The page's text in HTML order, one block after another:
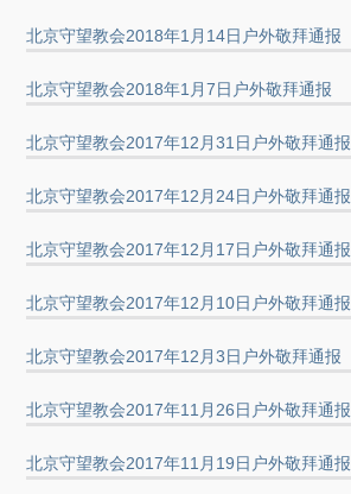
北京守望教会2018年1月14日户外敬拜通报
北京守望教会2018年1月7日户外敬拜通报
北京守望教会2017年12月31日户外敬拜通报
北京守望教会2017年12月24日户外敬拜通报
北京守望教会2017年12月17日户外敬拜通报
北京守望教会2017年12月10日户外敬拜通报
北京守望教会2017年12月3日户外敬拜通报
北京守望教会2017年11月26日户外敬拜通报
北京守望教会2017年11月19日户外敬拜通报